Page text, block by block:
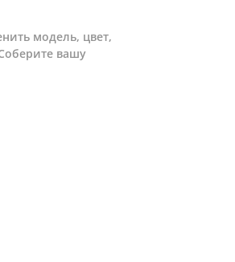
модель, цвет,
вашу